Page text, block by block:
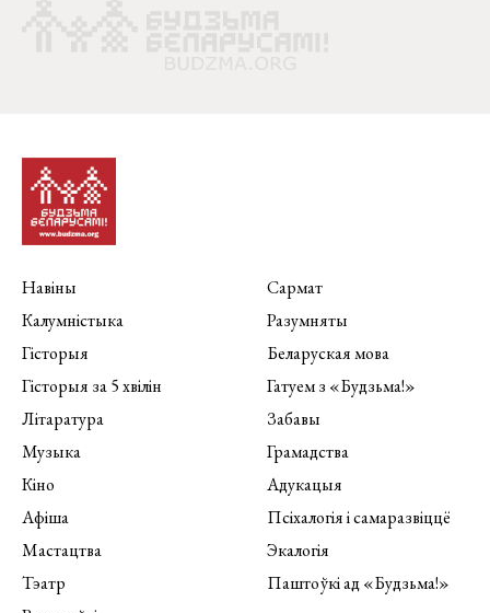
Навіны
Калумністыка
Гісторыя
Гісторыя за 5 хвілін
Літаратура
Музыка
Кіно
Афіша
Мастацтва
Тэатр
Сармат
Разумняты
Беларуская мова
Гатуем з «Будзьма!»
Забавы
Грамадства
Адукацыя
Псіхалогія і самаразвіццё
Экалогія
Паштоўкі ад «Будзьма!»